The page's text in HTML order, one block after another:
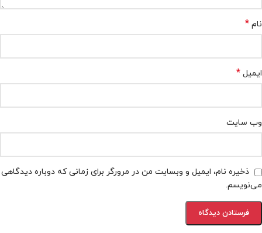
نام *
ایمیل *
وب‌ سایت
ذخیره نام، ایمیل و وبسایت من در مرورگر برای زمانی که دوباره دیدگاهی
می‌نویسم.